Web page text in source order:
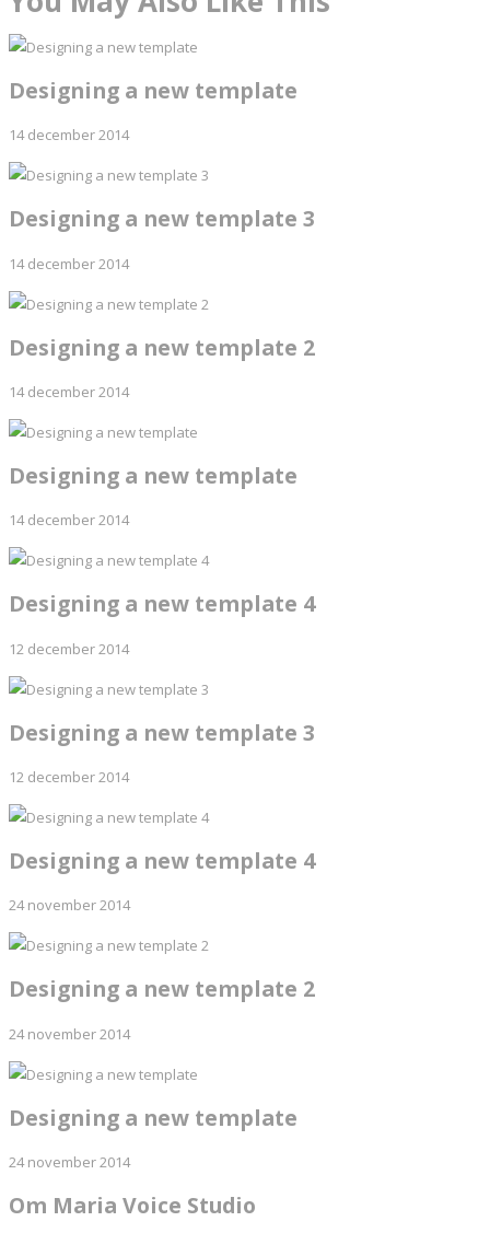
Designing a new template
14 december 2014
Designing a new template 3
14 december 2014
Designing a new template 2
14 december 2014
Designing a new template
14 december 2014
Designing a new template 4
12 december 2014
Designing a new template 3
12 december 2014
Designing a new template 4
24 november 2014
Designing a new template 2
24 november 2014
Designing a new template
24 november 2014
Om Maria Voice Studio